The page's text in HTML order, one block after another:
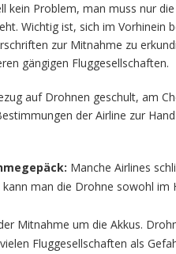
kein Problem, man muss nur
Wichtig ist, sich im Vorhinein
zur Mitnahme zu
gängigen Fluggesellschaften.
auf Drohnen geschult, am
der Airline zur
Manche Airlines
man die Drohne sowohl im
Mitnahme um die Akkus.
Fluggesellschaften als